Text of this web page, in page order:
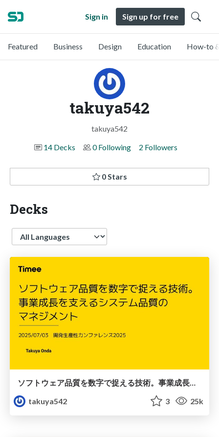
Sign in Sign up for free
Featured Business Design Education How-to
takuya542
takuya542
14 Decks
0 Following 2 Followers
0 Stars
Decks
Language
takuya542
3 25k